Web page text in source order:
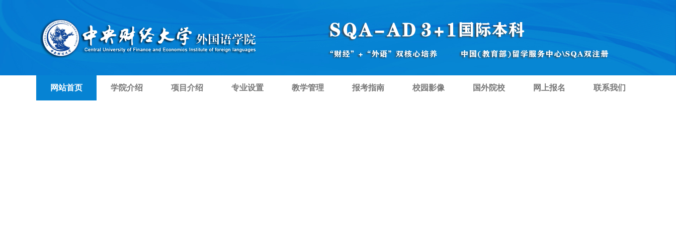
网站首页 学院介绍 项目介绍 专业设置 教学管理 报考指南 校园影像 国外院校 网上报名 联系我们